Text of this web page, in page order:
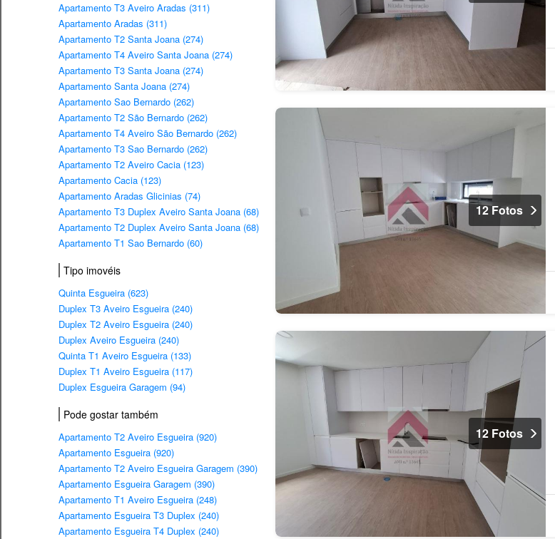
Apartamento T3 Aveiro Aradas (311)
Apartamento Aradas (311)
Apartamento T2 Santa Joana (274)
Apartamento T4 Aveiro Santa Joana (274)
Apartamento T3 Santa Joana (274)
Apartamento Santa Joana (274)
Apartamento Sao Bernardo (262)
Apartamento T2 São Bernardo (262)
Apartamento T4 Aveiro São Bernardo (262)
Apartamento T3 Sao Bernardo (262)
Apartamento T2 Aveiro Cacia (123)
Apartamento Cacia (123)
Apartamento Aradas Glicinias (74)
Apartamento T3 Duplex Aveiro Santa Joana (68)
Apartamento T2 Duplex Aveiro Santa Joana (68)
Apartamento T1 Sao Bernardo (60)
Tipo imovéis
Quinta Esgueira (623)
Duplex T3 Aveiro Esgueira (240)
Duplex T2 Aveiro Esgueira (240)
Duplex Aveiro Esgueira (240)
Quinta T1 Aveiro Esgueira (133)
Duplex T1 Aveiro Esgueira (117)
Duplex Esgueira Garagem (94)
Pode gostar também
Apartamento T2 Aveiro Esgueira (920)
Apartamento Esgueira (920)
Apartamento T2 Aveiro Esgueira Garagem (390)
Apartamento Esgueira Garagem (390)
Apartamento T1 Aveiro Esgueira (248)
Apartamento Esgueira T3 Duplex (240)
Apartamento Esgueira T4 Duplex (240)
12 Fotos
12 Fotos